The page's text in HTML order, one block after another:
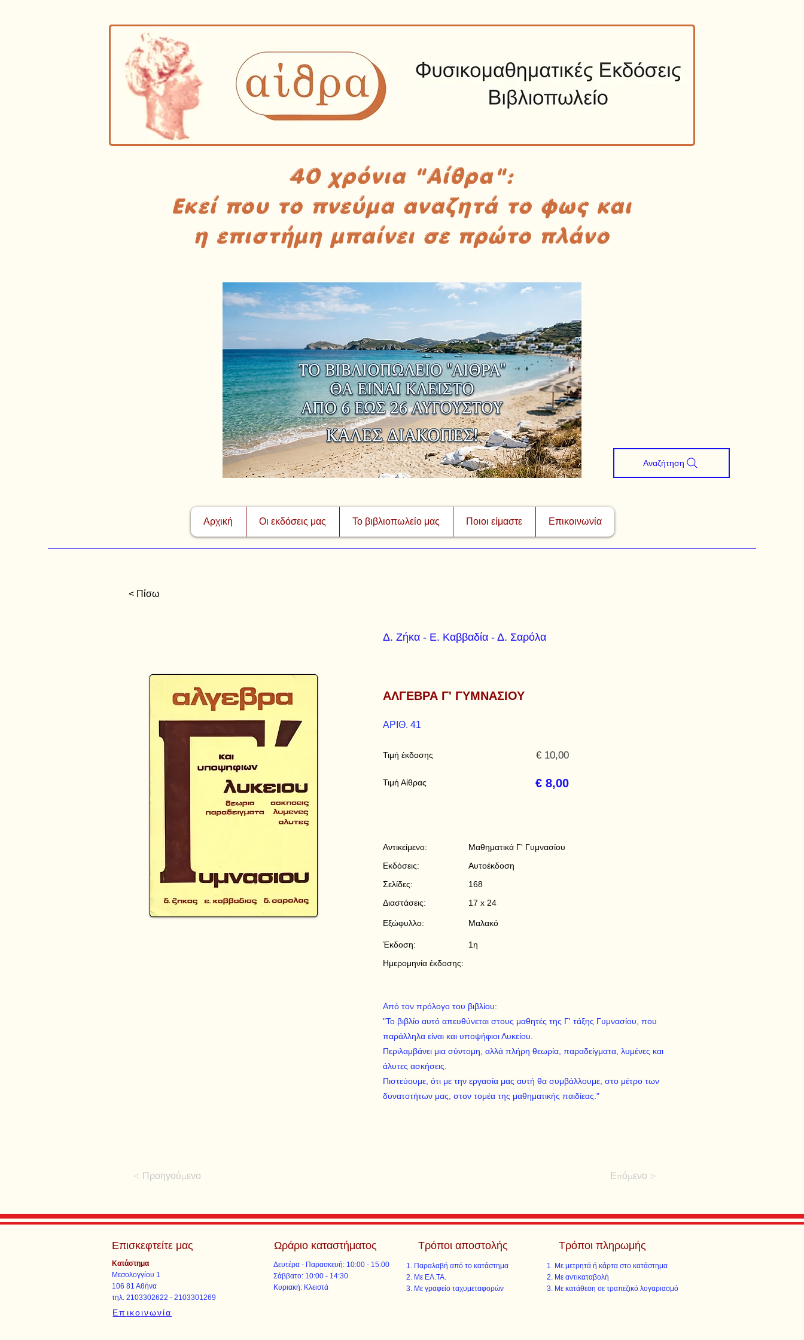
40 χρόνια "Αίθρα":
Εκεί που το πνεύμα αναζητά το φως και
η επιστήμη μπαίνει σε πρώτο πλάνο
Αρχική Οι εκδόσεις μας Το βιβλιοπωλείο μας Ποιοι είμαστε Επικοινωνία
Αναζήτηση
< Πίσω
Δ. Ζήκα - Ε. Καββαδία - Δ. Σαρόλα
ΑΛΓΕΒΡΑ Γ' ΓΥΜΝΑΣΙΟΥ
ΑΡΙΘ. 41
Τιμή έκδοσης
Τιμή Αίθρας
€ 10,00
€ 8,00
Αντικείμενο:
Μαθηματικά Γ' Γυμνασίου
Εκδόσεις:
Αυτοέκδοση
Σελίδες:
168
Διαστάσεις:
17 x 24
Εξώφυλλο: Μαλακό
Έκδοση:
1η
Ημερομηνία έκδοσης:
Από τον πρόλογο του βιβλίου:
"Το βιβλίο αυτό απευθύνεται στους μαθητές της Γ' τάξης Γυμνασίου, που
παράλληλα είναι και υποψήφιοι Λυκείου.
Περιλαμβάνει μια σύντομη, αλλά πλήρη θεωρία, παραδείγματα, λυμένες και
άλυτες ασκήσεις.
Πιστεύουμε, ότι με την εργασία μας αυτή θα συμβάλλουμε, στο μέτρο των
δυνατοτήτων μας, στον τομέα της μαθηματικής παιδίεας."
< Προηγούμενο Επόμενο >
Επισκεφτείτε μας
Κατάστημα
Μεσολογγίου 1
106 81 Αθήνα
τηλ. 2103302622 - 2103301269
Επικοινωνία
Ωράριο καταστήματος
Δευτέρα - Παρασκευή: 10:00 - 15:00
​​Σάββατο: 10:00 - 14:30
​Κυριακή: Κλειστά
Τρόποι αποστολής
Παραλαβή από το κατάστημα
Με ΕΛ.ΤΑ.​​
Με γραφείο ταχυμεταφορών​
Τρόποι πληρωμής
Με μετρητά ή κάρτα στο κατάστημα
Με αντικαταβολή
Με κατάθεση σε τραπεζικό λογαριασμό